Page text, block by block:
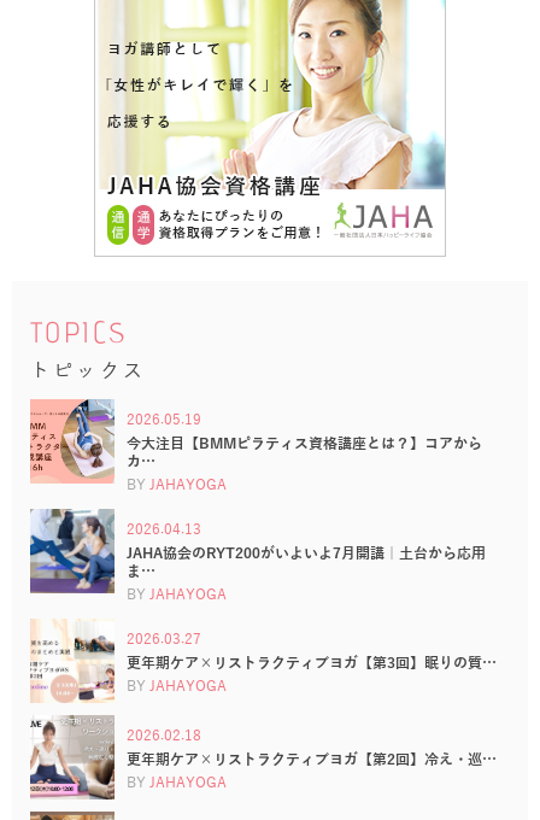
TOPICS
トピックス
2026.05.19
今大注目【BMMピラティス資格講座とは？】コアから
カ…
BY JAHAYOGA
2026.04.13
JAHA協会のRYT200がいよいよ7月開講｜土台から応用
ま…
BY JAHAYOGA
2026.03.27
更年期ケア×リストラクティブヨガ【第3回】眠りの質…
BY JAHAYOGA
2026.02.18
更年期ケア×リストラクティブヨガ【第2回】冷え・巡…
BY JAHAYOGA